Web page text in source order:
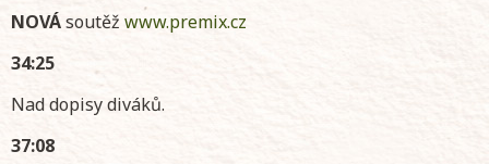
NOVÁsoutěž www.premix.cz
34:25
Nad dopisy diváků.
37:08